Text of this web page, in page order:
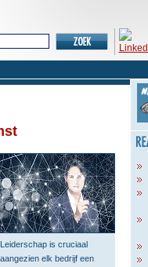
Leiderschap is cruciaal
aangezien elk bedrijf een